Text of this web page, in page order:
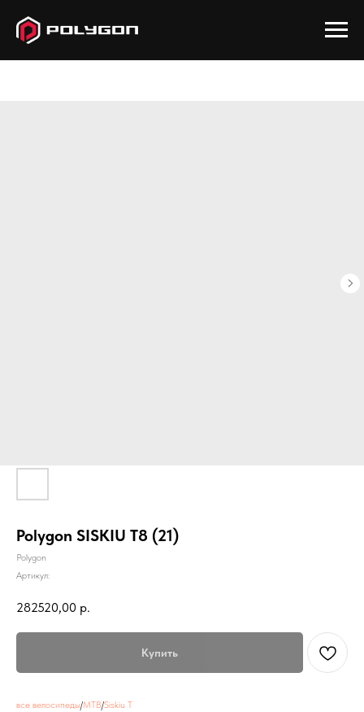
Polygon SISKIU T8 (21)
Polygon
Артикул:
282520,00 р.
Купить
все велосипеды/MTB/Siskiu T